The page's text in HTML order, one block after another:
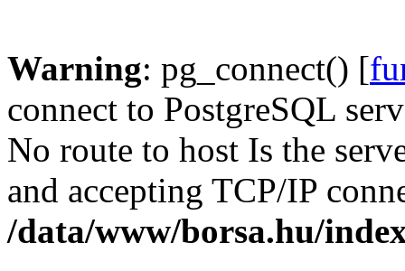
Warning: pg_connect() [
connect to PostgreSQL
No route to host Is the
and accepting TCP/IP
/data/www/borsa.hu/